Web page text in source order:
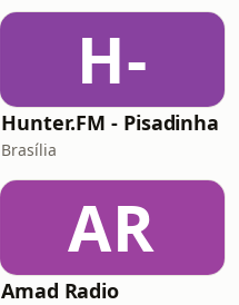
H-
Hunter.FM - Pisadinha
Brasília
AR
Amad Radio